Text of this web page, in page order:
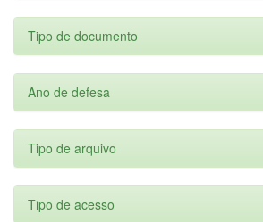
Tipo de documento
Ano de defesa
Tipo de arquivo
Tipo de acesso